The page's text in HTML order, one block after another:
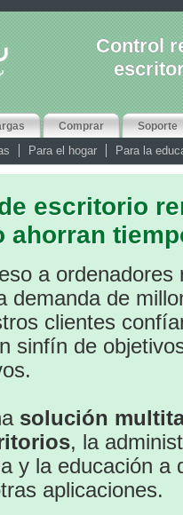
Control
Comprar Soporte
Para el hogar Para la
escritorio
ahorran
a
demanda de
clientes
sinfín de
solución
, la
y la educación a
aplicaciones.